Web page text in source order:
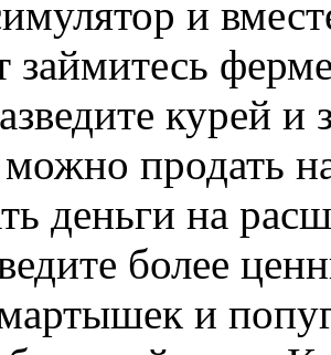
и
займитесь
курей и
продать
деньги на
более
и